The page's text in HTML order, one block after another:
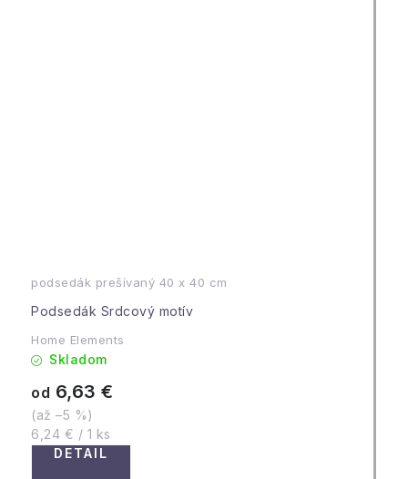
podsedák prešívaný 40 x 40 cm
Podsedák Srdcový motív
Home Elements
Skladom
od 6,63 €
(až –5 %)
Jednotková
cena:
6,24 € / 1 ks
DETAIL